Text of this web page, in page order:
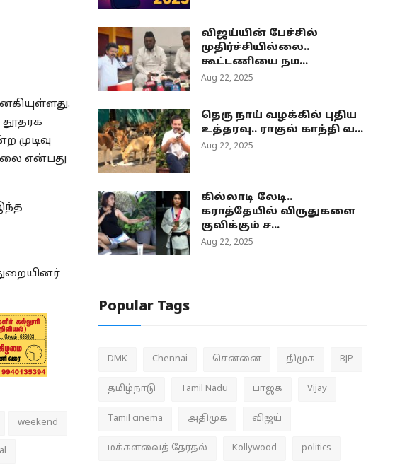
என்பது
weekend
விஜய்யின் பேச்சில்
முதிர்ச்சியில்லை..
கூட்டணியை நம...
Aug 22, 2025
தெரு நாய் வழக்கில் புதிய
உத்தரவு.. ராகுல் காந்தி வ...
Aug 22, 2025
கில்லாடி லேடி..
கராத்தேயில் விருதுகளை
குவிக்கும் ச...
Aug 22, 2025
Popular Tags
DMK Chennai சென்னை திமுக BJP
தமிழ்நாடு Tamil Nadu பாஜக Vijay
Tamil cinema அதிமுக விஜய்
மக்களவைத் தேர்தல் Kollywood politics